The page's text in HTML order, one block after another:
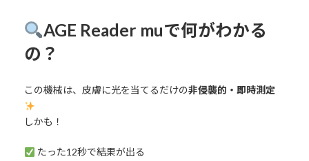
AGE Reader muで何がわかる
の？
この機械は、皮膚に光を当てるだけの非侵襲的・即時測定
しかも！
たった12秒で結果が出る